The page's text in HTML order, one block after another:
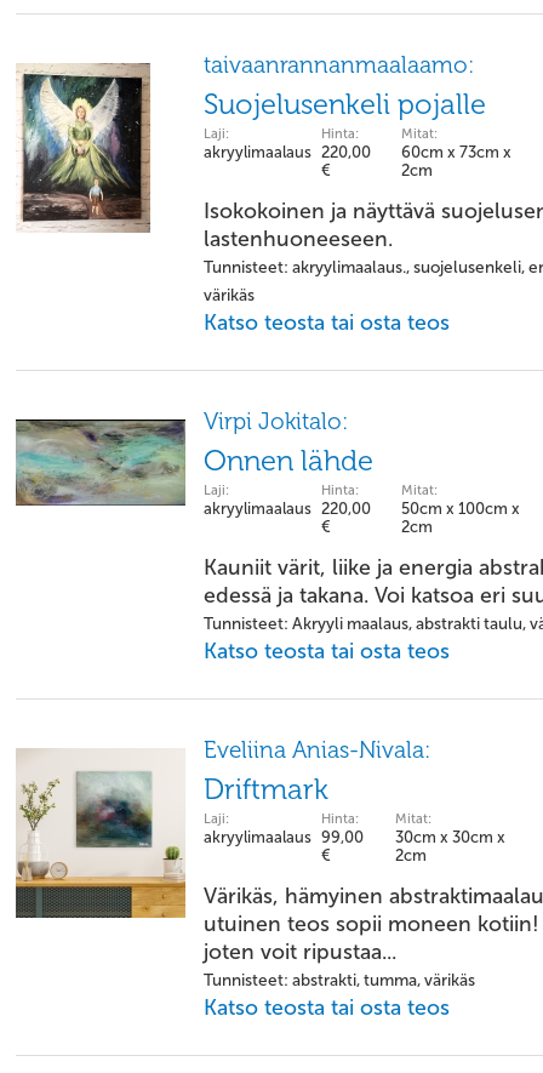
taivaanrannanmaalaamo:
Suojelusenkeli pojalle
Laji:
akryylimaalaus
Hinta:
220,00
€
Mitat:
60cm x 73cm x
2cm
Isokokoinen ja näyttävä
lastenhuoneeseen.
Tunnisteet: akryylimaalaus., suojelusenkeli,
värikäs
Katso teosta tai osta teos
Virpi Jokitalo:
Onnen lähde
Laji:
akryylimaalaus
Hinta:
220,00
€
Mitat:
50cm x 100cm x
2cm
Kauniit värit, liike ja energia
edessä ja takana. Voi katsoa eri
Tunnisteet: Akryyli maalaus, abstrakti taulu,
Katso teosta tai osta teos
Eveliina Anias-Nivala:
Driftmark
Laji:
akryylimaalaus
Hinta:
99,00
€
Mitat:
30cm x 30cm x
2cm
Värikäs, hämyinen
utuinen teos sopii moneen
joten voit ripustaa...
Tunnisteet: abstrakti, tumma, värikäs
Katso teosta tai osta teos